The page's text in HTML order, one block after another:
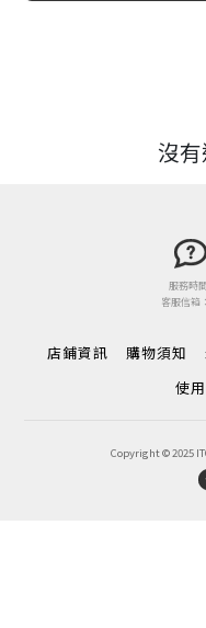
沒
服務時
客服信
店鋪資訊 購物須知
使
Copyright © 2025